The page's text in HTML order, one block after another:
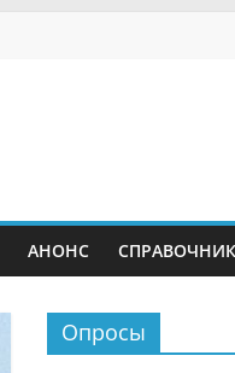
АНОНС СПРАВОЧНИК
Опросы